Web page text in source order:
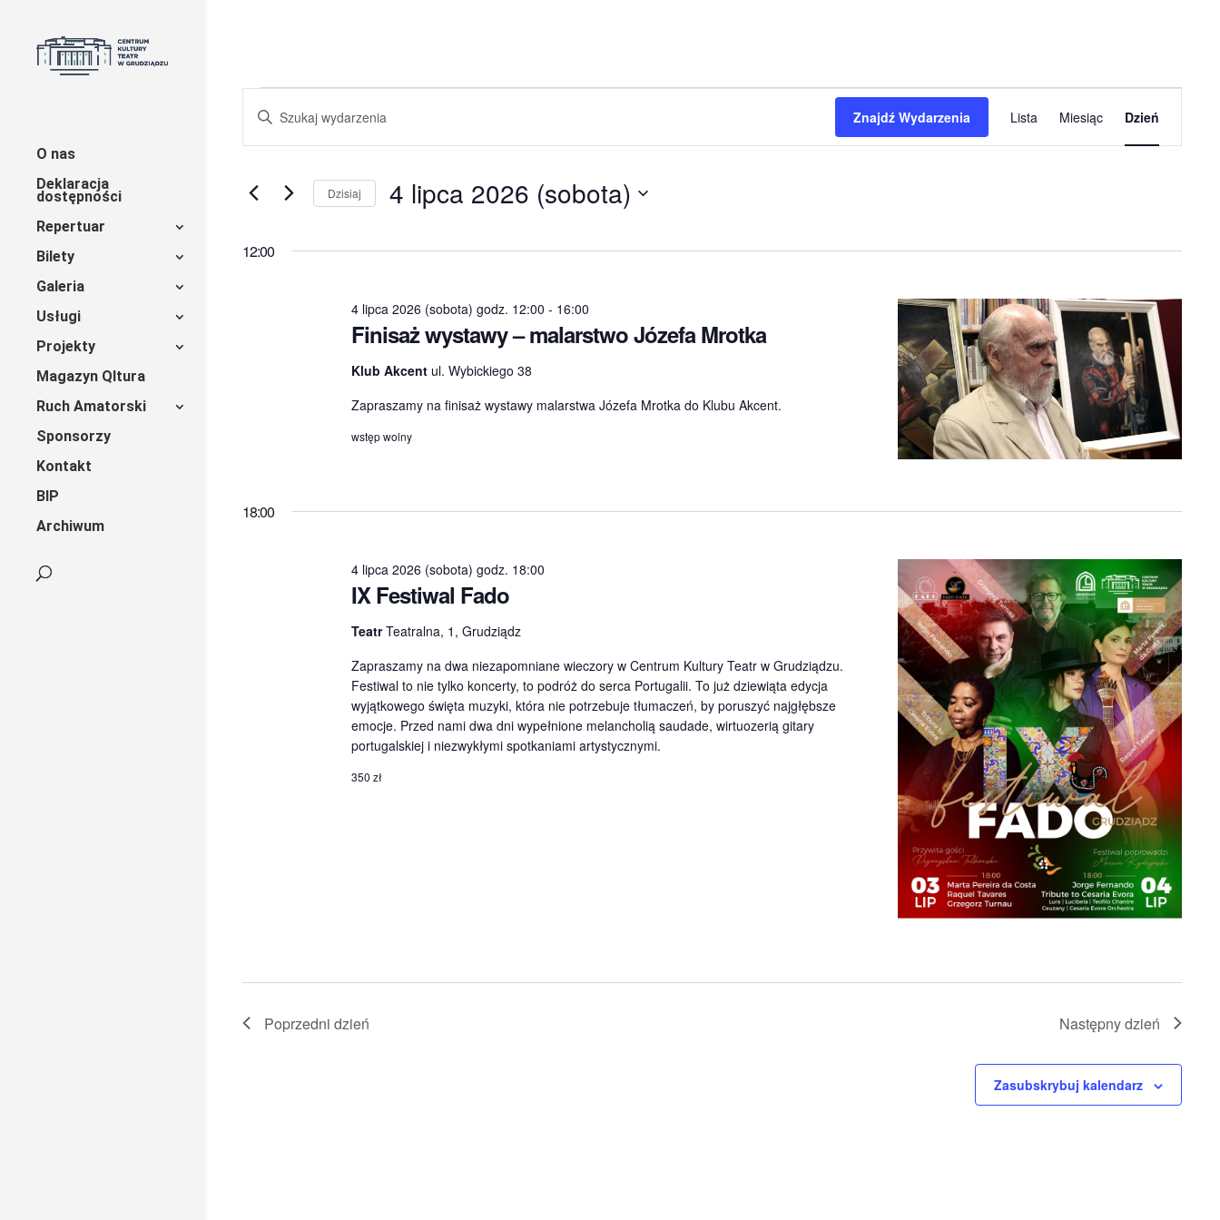
O nas
Deklaracja
dostępności
Repertuar
Bilety
Galeria
Usługi
Projekty
Magazyn Qltura
Ruch Amatorski
Sponsorzy
Kontakt
BIP
Archiwum
Wydarzenia
for
4
2026
(sobota)
Wydarzenia
Nawigacja
wyszukiwaniu
widokach
Wpisz
słowo
kluczowe.
wg
Wydarzenia.
Znajdź Wydarzenia
Widoki
nawigacja
Lista Miesiąc Dzień
Dzisiaj 4 lipca 2026 (sobota)
12:00
Finisaż wystawy – malarstwo Józefa Mrotka
4 lipca 2026 (sobota) godz. 12:00 - 16:00
Klub Akcent ul. Wybickiego 38
Zapraszamy na finisaż wystawy malarstwa Józefa Mrotka do Klubu Akcent.
wstęp wolny
18:00
IX Festiwal Fado
4 lipca 2026 (sobota) godz. 18:00
TeatrTeatralna, 1, Grudziądz
Zapraszamy na dwa niezapomniane wieczory w Centrum Kultury Teatr w Grudziądzu.
Festiwal to nie tylko koncerty, to podróż do serca Portugalii. To już dziewiąta edycja
wyjątkowego święta muzyki, która nie potrzebuje tłumaczeń, by poruszyć najgłębsze
emocje. Przed nami dwa dni wypełnione melancholią saudade, wirtuozerią gitary
portugalskiej i niezwykłymi spotkaniami artystycznymi.
350 zł
Poprzedni dzień Następny dzień
Zasubskrybuj kalendarz